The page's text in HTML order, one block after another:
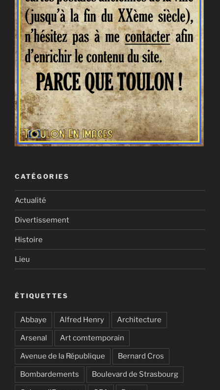
CATÉGORIES
Actualité
Divertissement
Histoire
Lieu
ÉTIQUETTES
Abbaye Alfred Henry Architecture
Arsenal Art comtemporain
Avenue de la République Bernard Cros
Bombardements Boulevard de Strasbourg